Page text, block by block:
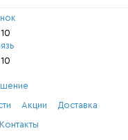
Акции Доставка
Контакты